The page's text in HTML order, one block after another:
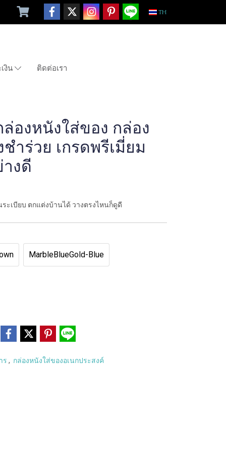
TH
งิน ติดต่อเรา
ล่องหนังใส่ของ กล่อง
ำร่วย เกรดพรีเมี่ยม
งดี
ะเบียบ ตกแต่งบ้านได้ วางตรงไหนก็ดูดี
MarbleBlueGold-Blue
ร , กล่องหนังใส่ของอเนกประสงค์